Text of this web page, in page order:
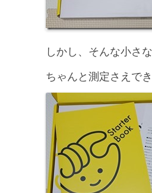
しかし、そんな小さ
ちゃんと測定さえで